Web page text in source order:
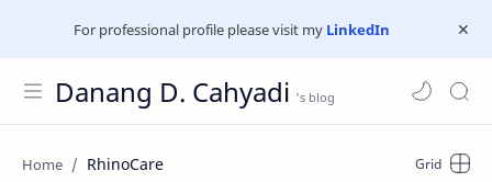
For professional profile please visit my LinkedIn
Danang D. Cahyadi
RhinoCare